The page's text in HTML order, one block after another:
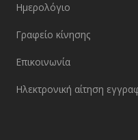
Ημερολόγιο
Γραφείο κίνησης
Επικοινωνία
Ηλεκτρονική αίτηση